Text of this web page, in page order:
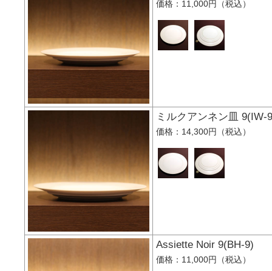
価格：11,000円（税込）
ミルクアンネン皿
価格：14,300円（税込）
Assiette Noir
価格：11,000円（税込）